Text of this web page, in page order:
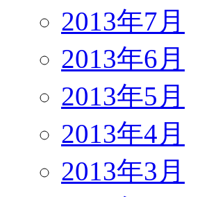
2013年7月
2013年6月
2013年5月
2013年4月
2013年3月